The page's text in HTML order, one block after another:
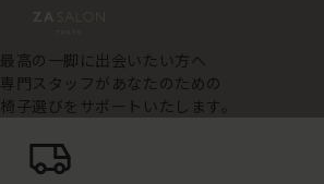
最高の一脚に出会いたい方へ
専門スタッフがあなたのための
椅子選びをサポートいたします。